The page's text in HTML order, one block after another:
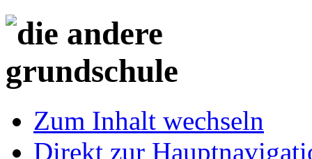
Zum Inhalt wechseln
Direkt zur